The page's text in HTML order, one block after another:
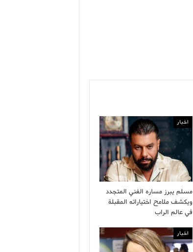
اخبار
مسلم يبرز مساره الفني المتجدد
ويكشف ملامح اختياراته المقبلة
في عالم الراب
اخبار